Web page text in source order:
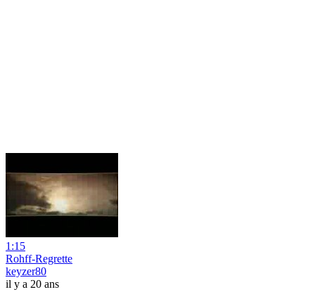
1:15
Rohff-Regrette
keyzer80
il y a 20 ans